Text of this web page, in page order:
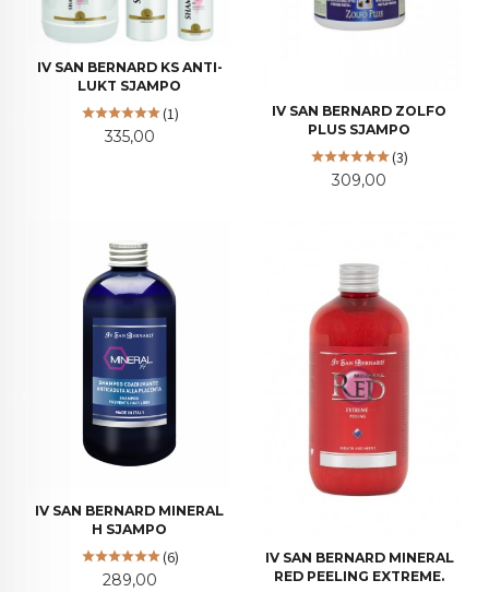
IV SAN BERNARD KS ANTI-
LUKT SJAMPO
(1)
Pris
335,00
IV SAN BERNARD ZOLFO
PLUS SJAMPO
(3)
Pris
309,00
IV SAN BERNARD MINERAL
H SJAMPO
(6)
Pris
289,00
IV SAN BERNARD MINERAL
RED PEELING EXTREME.